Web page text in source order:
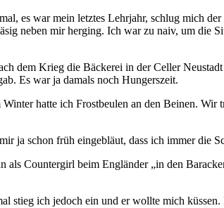
es war mein letztes Lehrjahr, schlug mich
neben mir herging. Ich war zu naiv, um die
dem Krieg die Bäckerei in der Celler
Es war ja damals noch Hungerszeit.
hatte ich Frostbeulen an den Beinen. Wir
ja schon früh eingebläut, dass ich immer die
als Countergirl beim Engländer in den
stieg ich jedoch ein und er wollte mich